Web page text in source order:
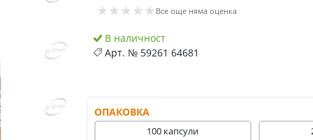
Храносмилателна
Хомеопатия
★★★★★ Все още няма оценка
В наличност
Арт. № 59261 64681
ОПАКОВКА
100 капсули